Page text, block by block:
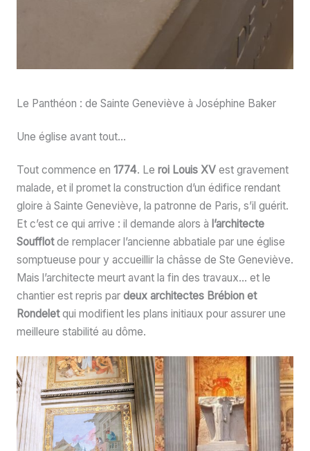
Le Panthéon : de Sainte Geneviève à Joséphine Baker
Une église avant tout…
Tout commence en 1774. Le roi Louis XV est gravement
malade, et il promet la construction d’un édifice rendant
gloire à Sainte Geneviève, la patronne de Paris, s’il guérit.
Et c’est ce qui arrive : il demande alors à l’architecte
Soufflotde remplacer l’ancienne abbatiale par une église
somptueuse pour y accueillir la châsse de Ste Geneviève.
Mais l’architecte meurt avant la fin des travaux… et le
chantier est repris par deux architectes Brébion et
Rondeletqui modifient les plans initiaux pour assurer une
meilleure stabilité au dôme.